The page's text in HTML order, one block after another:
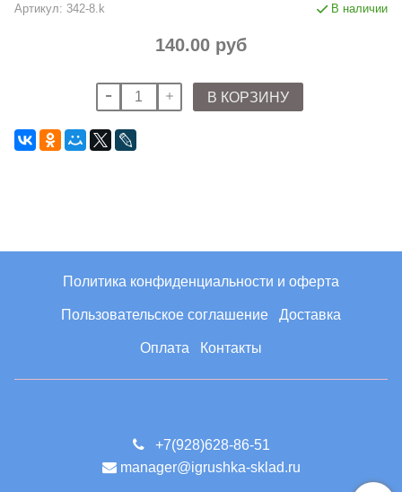
Артикул: 342-8.k В наличии
140.00 руб
В КОРЗИНУ
Политика конфиденциальности и оферта
Пользовательское соглашение Доставка
Оплата Контакты
+7(928)628-86-51
manager@igrushka-sklad.ru